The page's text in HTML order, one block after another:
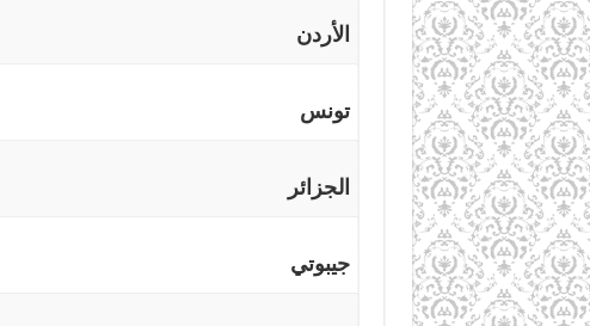
الأردن
تونس
الجزائر
جيبوتي